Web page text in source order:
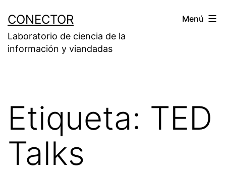
contenido
CONECTOR
Laboratorio de ciencia de la
información y viandadas
Menú
Etiqueta: TED
Talks